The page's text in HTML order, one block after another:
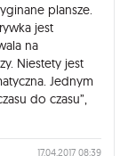
plansze.
jest
na
Niestety jest
Jednym
do czasu”,
17.04.2017 08:39